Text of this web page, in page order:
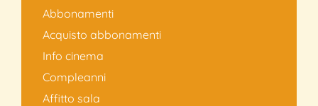
Abbonamenti
Acquisto abbonamenti
Info cinema
Compleanni
Affitto sala